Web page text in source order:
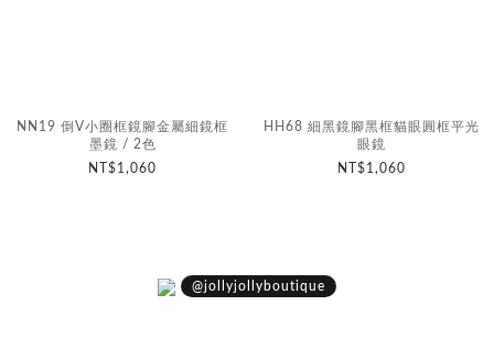
NN19 倒V小圈框鏡腳金屬細鏡框
墨鏡 / 2色
NT$1,060
HH68 細黑鏡腳黑框貓眼圓框平光
眼鏡
NT$1,060
@jollyjollyboutique